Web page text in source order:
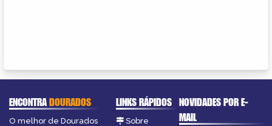
ENCONTRADOURADOS
O melhor de Dourados
LINKS RÁPIDOS
Sobre
NOVIDADES POR E-
MAIL